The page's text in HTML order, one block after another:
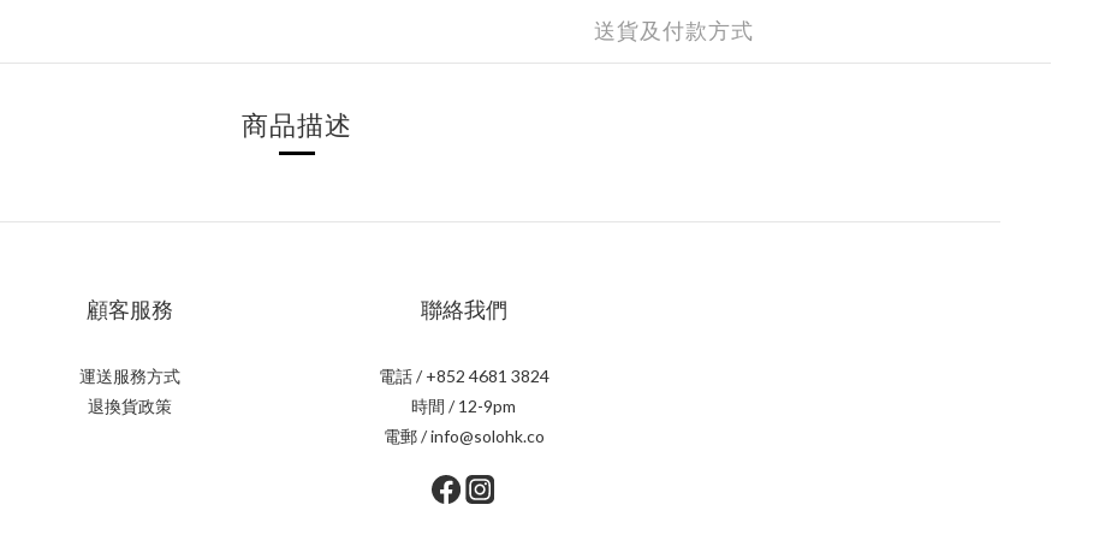
送貨及付款方式
商品描述
顧客服務
運送服務方式
退換貨政策
聯絡我們
電話 / +852 4681 3824
時間 / 12-9pm
電郵 / info@solohk.co